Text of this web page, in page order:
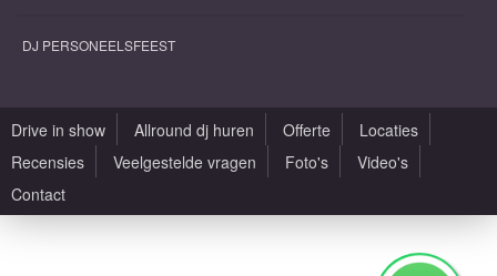
DJ PERSONEELSFEEST
Drive in show Allround dj huren Offerte
Locaties
Recensies
Veelgestelde vragen Foto's
Video's
Contact
Algemene voorwaarden